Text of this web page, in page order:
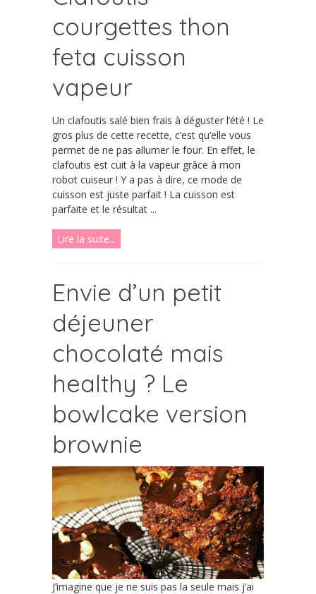
courgettes thon
feta cuisson
vapeur
Un clafoutis salé bien frais à déguster l’été ! Le
gros plus de cette recette, c’est qu’elle vous
permet de ne pas allumer le four. En effet, le
clafoutis est cuit à la vapeur grâce à mon
robot cuiseur ! Y a pas à dire, ce mode de
cuisson est juste parfait ! La cuisson est
parfaite et le résultat ...
Lire la suite...
Envie d’un petit
déjeuner
chocolaté mais
healthy ? Le
bowlcake version
brownie
J’imagine que je ne suis pas la seule mais j’ai